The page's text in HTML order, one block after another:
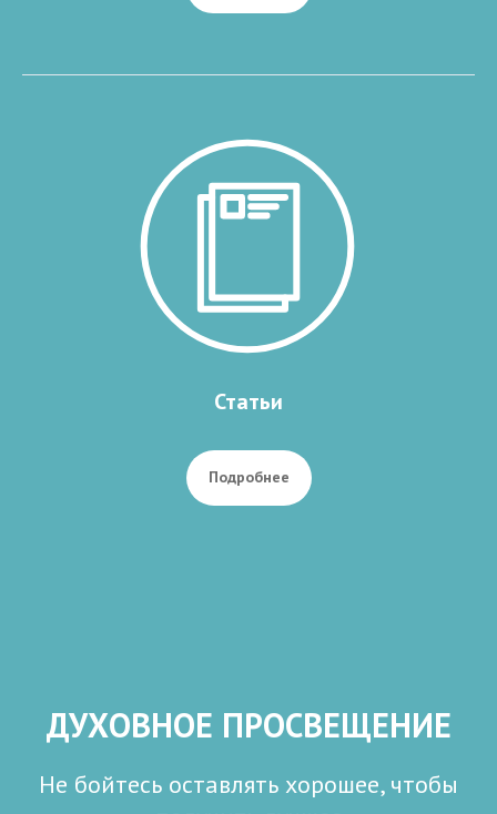
Статьи
Подробнее
ДУХОВНОЕ ПРОСВЕЩЕНИЕ
Не бойтесь оставлять хорошее, чтобы